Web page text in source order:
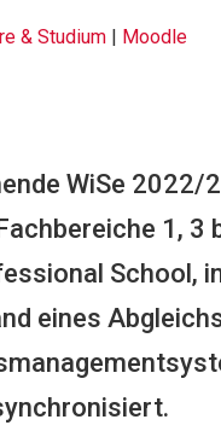
& Studium | Moodle
WiSe 2022/
1, 3
School,
eines